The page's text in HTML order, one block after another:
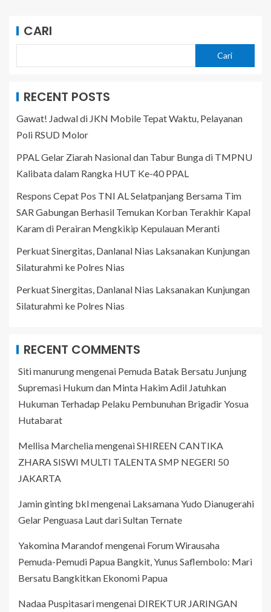
CARI
Cari
RECENT POSTS
Gawat! Jadwal di JKN Mobile Tepat Waktu, Pelayanan
Poli RSUD Molor
PPAL Gelar Ziarah Nasional dan Tabur Bunga di TMPNU
Kalibata dalam Rangka HUT Ke-40 PPAL
Respons Cepat Pos TNI AL Selatpanjang Bersama Tim
SAR Gabungan Berhasil Temukan Korban Terakhir Kapal
Karam di Perairan Mengkikip Kepulauan Meranti
Perkuat Sinergitas, Danlanal Nias Laksanakan Kunjungan
Silaturahmi ke Polres Nias
Perkuat Sinergitas, Danlanal Nias Laksanakan Kunjungan
Silaturahmi ke Polres Nias
RECENT COMMENTS
Siti manurungmengenai Pemuda Batak Bersatu Junjung
Supremasi Hukum dan Minta Hakim Adil Jatuhkan
Hukuman Terhadap Pelaku Pembunuhan Brigadir Yosua
Hutabarat
Mellisa MarcheliamengenaiSHIREEN CANTIKA
ZHARA SISWI MULTI TALENTA SMP NEGERI 50
JAKARTA
Jamin ginting bklmengenai Laksamana Yudo Dianugerahi
Gelar Penguasa Laut dari Sultan Ternate
Yakomina Marandofmengenai Forum Wirausaha
Pemuda-Pemudi Papua Bangkit, Yunus Saflembolo: Mari
Bersatu Bangkitkan Ekonomi Papua
Nadaa Puspitasarimengenai DIREKTUR JARINGAN